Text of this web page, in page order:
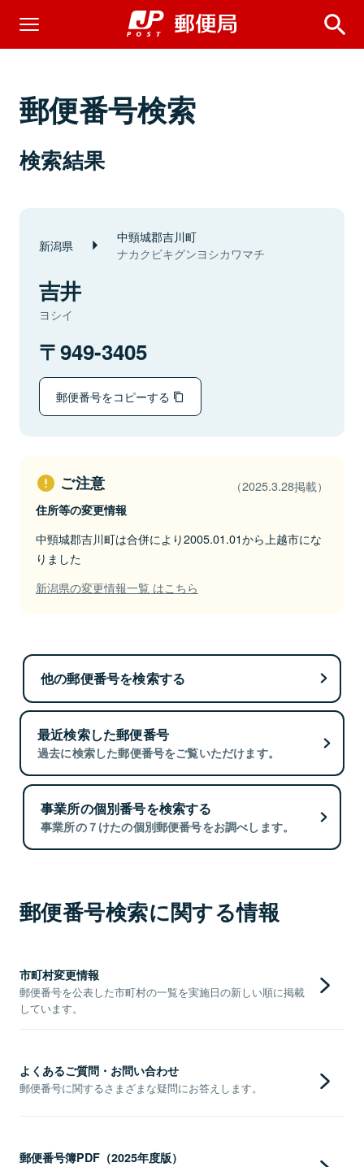
郵便番号検索
検索結果
新潟県 中頸城郡吉川町
ナカクビキグンヨシカワマチ
吉井
ヨシイ
949-3405
郵便番号をコピーする
ご注意 （2025.3.28掲載）
住所等の変更情報
中頸城郡吉川町は合併により2005.01.01から上越市にな
りました
新潟県の変更情報一覧 はこちら
他の郵便番号を検索する
最近検索した郵便番号
過去に検索した郵便番号をご覧いただけます。
事業所の個別番号を検索する
事業所の７けたの個別郵便番号をお調べします。
郵便番号検索に関する情報
市町村変更情報
郵便番号を公表した市町村の一覧を実施日の新しい順に掲載
しています。
よくあるご質問・お問い合わせ
郵便番号に関するさまざまな疑問にお答えします。
郵便番号簿PDF（2025年度版）